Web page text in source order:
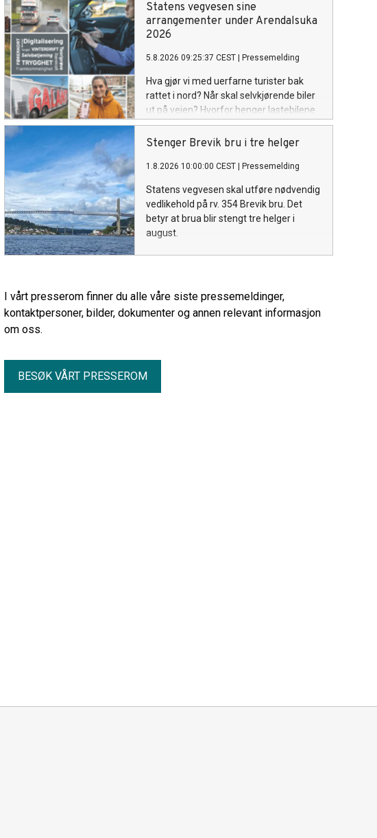
Statens vegvesen sine
arrangementer under Arendalsuka
2026
5.8.2026 09:25:37 CEST Pressemelding
Hva gjør vi med uerfarne turister bak
rattet i nord? Når skal selvkjørende biler
ut på veien? Hvorfor henger lastebilene
igjen når ladingen er klar? Hvordan skal
vi ruste opp veiene våre for krig og
arrangementer under Arendalsuka
Stenger Brevik bru i tre helger
1.8.2026 10:00:00 CEST Pressemelding
Statens vegvesen skal utføre nødvendig
vedlikehold på rv. 354 Brevik bru. Det
betyr at brua blir stengt tre helger i
august.
I vårt presserom finner du alle våre siste pressemeldinger,
kontaktpersoner, bilder, dokumenter og annen relevant informasjon
om oss.
BESØK VÅRT PRESSEROM